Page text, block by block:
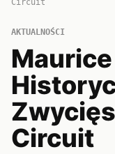
Circuit
AKTUALNOŚCI
Circuit